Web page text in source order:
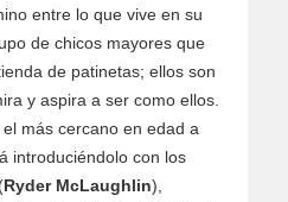
entre lo que vive en su
de chicos mayores que
de patinetas; ellos son
y aspira a ser como ellos.
más cercano en edad a
introduciéndolo con los
Ryder McLaughlin),